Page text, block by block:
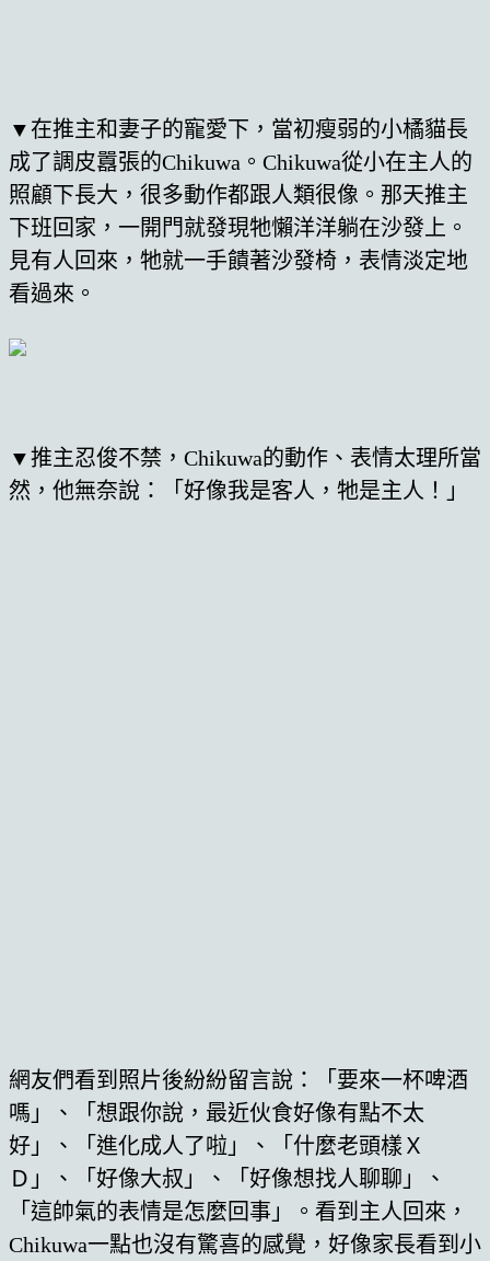
▼在推主和妻子的寵愛下，當初瘦弱的小橘貓長
成了調皮囂張的Chikuwa。Chikuwa從小在主人的
照顧下長大，很多動作都跟人類很像。那天推主
下班回家，一開門就發現牠懶洋洋躺在沙發上。
見有人回來，牠就一手饋著沙發椅，表情淡定地
看過來。
▼推主忍俊不禁，Chikuwa的動作、表情太理所當
然，他無奈說：「好像我是客人，牠是主人！」
網友們看到照片後紛紛留言說：「要來一杯啤酒
嗎」、「想跟你說，最近伙食好像有點不太
好」、「進化成人了啦」、「什麼老頭樣Ｘ
Ｄ」、「好像大叔」、「好像想找人聊聊」、
「這帥氣的表情是怎麼回事」。看到主人回來，
Chikuwa一點也沒有驚喜的感覺，好像家長看到小